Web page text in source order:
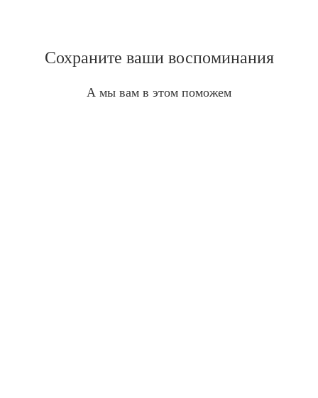
Сохраните ваши воспоминания
А мы вам в этом поможем